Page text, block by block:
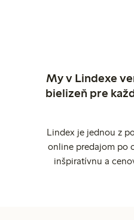
My v Lindexe
bielizeň pre
Lindex je jednou z
online predajom po
inšpiratívnu a